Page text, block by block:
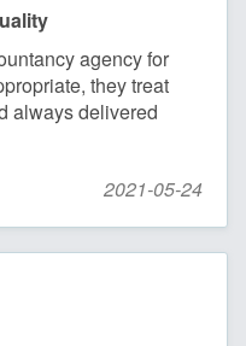
agency for
they treat
always delivered
2021-05-24